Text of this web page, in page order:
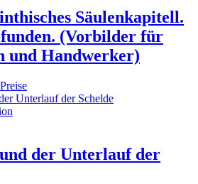
Säulenkapitell.
(Vorbilder für
und Handwerker)
der Unterlauf der